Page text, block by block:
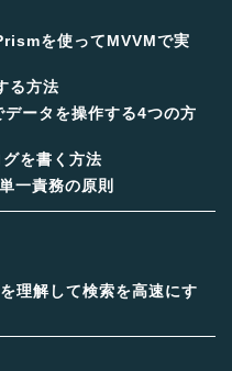
を使ってMVVMで実
る方法
ータを操作する4つの方
を書く方法
一責務の原則
理解して検索を高速にす